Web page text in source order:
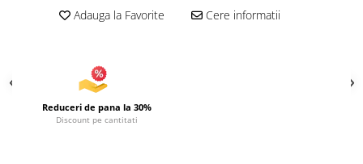
Accesorii Auto
Accesorii biciclete
Ochelari de Protecţie
Adauga la Favorite Cere informatii
Reduceri de pana la 30%
Discount pe cantitati